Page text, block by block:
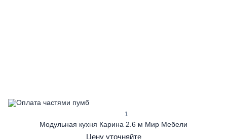
1
Модульная кухня Карина 2.6 м Мир Мебели
Цену уточняйте